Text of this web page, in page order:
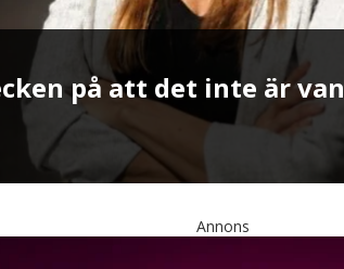
för att stoppa AI-slop i
Annons